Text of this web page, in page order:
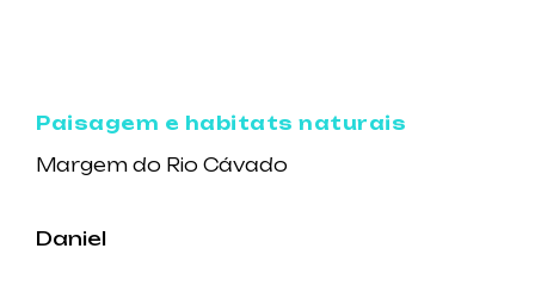
Paisagem e habitats naturais
Margem do Rio Cávado
Daniel